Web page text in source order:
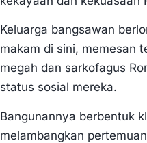
Keluarga bangsawan
makam di sini, memesan
megah dan sarkofagus
status sosial mereka.
Bangunannya berbentuk
melambangkan